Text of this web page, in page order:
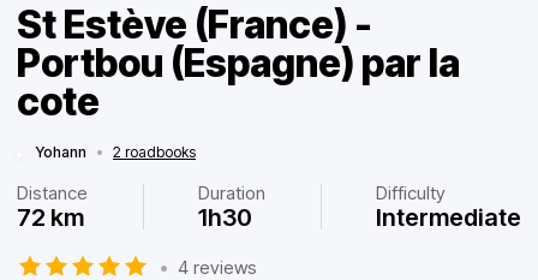
St Estève (France) -
Portbou (Espagne) par la
cote
Yohann • 2 roadbooks
Distance
72 km
Duration
1h30
Difficulty
Intermediate
• 4 reviews